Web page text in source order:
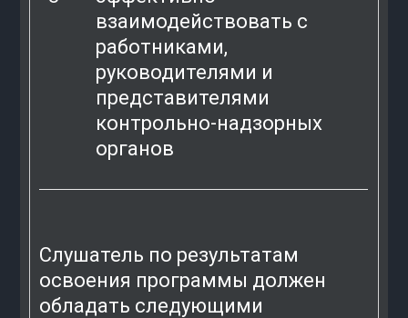
взаимодействовать с
работниками,
руководителями и
представителями
контрольно-надзорных
органов
Слушатель по результатам
освоения программы должен
обладать следующими